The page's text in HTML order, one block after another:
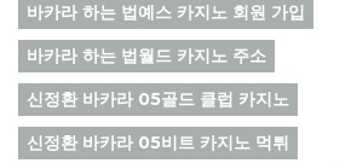
바카라 하는 법예스 카지노 회원 가입
바카라 하는 법월드 카지노 주소
신정환 바카라 05골드 클럽 카지노
신정환 바카라 05비트 카지노 먹튀